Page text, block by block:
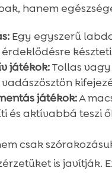
hanem
Egy egyszerű
játékok:Tollas
játékok:A
és aktívabbá teszi
csak
is javítják.